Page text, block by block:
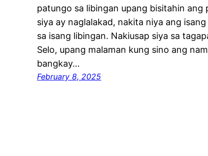
patungo sa libingan upang bisitahin
siya ay naglalakad, nakita niya ang
sa isang libingan. Nakiusap siya sa
Selo, upang malaman kung sino ang
bangkay…
February 8, 2025